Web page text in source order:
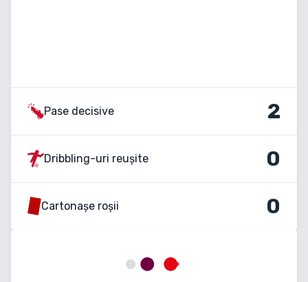
Pase decisive 2
Dribbling-uri reușite 0
Cartonașe roșii 0